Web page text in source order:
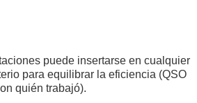
puede insertarse en cualquier
para equilibrar la eficiencia (QSO
quién trabajó).